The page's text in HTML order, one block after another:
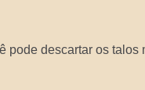
pode descartar os